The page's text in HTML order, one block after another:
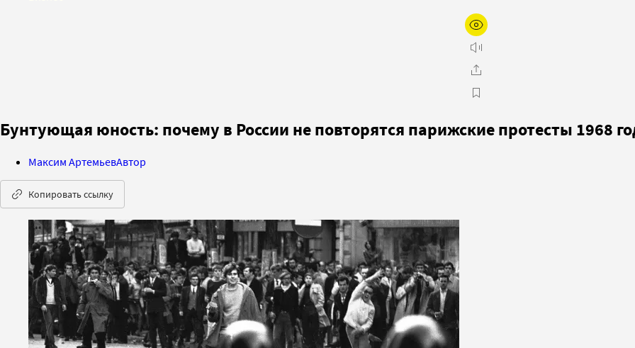
Бунтующая юность: почему в России не повторятся парижские протесты 1968
Максим АртемьевАвтор
Копировать ссылку